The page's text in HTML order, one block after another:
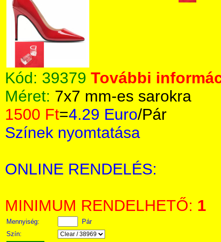
Kód: 39379 További
Méret: 7x7 mm-es sarokra
1500 Ft=4.29 Euro/Pár
Színek nyomtatása
ONLINE RENDELÉS:
MINIMUM RENDELHETŐ: 1
Mennyiség:
Pár
Szín: